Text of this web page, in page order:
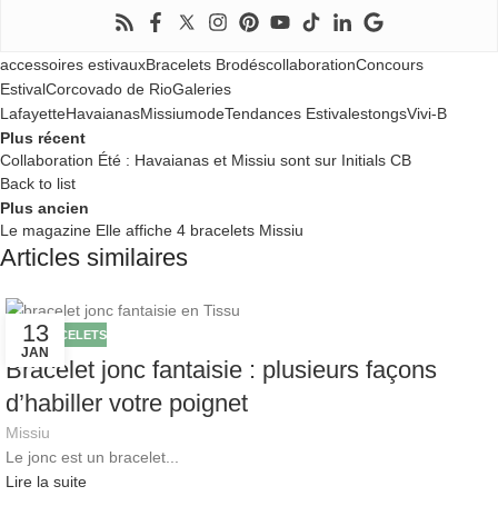
accessoires estivauxBracelets BrodéscollaborationConcours
EstivalCorcovado de RioGaleries
LafayetteHavaianasMissiumodeTendances EstivalestongsVivi-B
Plus récent
Collaboration Été : Havaianas et Missiu sont sur Initials CB
Back to list
Plus ancien
Le magazine Elle affiche 4 bracelets Missiu
Articles similaires
13
JAN
LES BRACELETS
Bracelet jonc fantaisie : plusieurs façons
d’habiller votre poignet
Missiu
Le jonc est un bracelet...
Lire la suite